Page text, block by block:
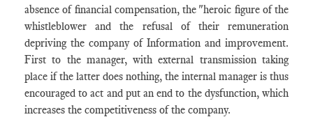
absence of financial compensation, the "heroic figure of the
whistleblower and the refusal of their remuneration
depriving the company of Information and improvement.
First to the manager, with external transmission taking
place if the latter does nothing, the internal manager is thus
encouraged to act and put an end to the dysfunction, which
increases the competitiveness of the company.